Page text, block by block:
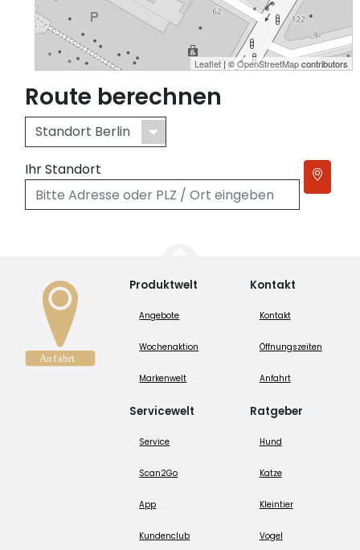
Leaflet| ©OpenStreetMapcontributors
Route berechnen
Ihr Standort
Produktwelt
Angebote
Wochenaktion
Markenwelt
Servicewelt
Service
Scan2Go
App
Kundenclub
Kontakt
Kontakt
Öffnungszeiten
Anfahrt
Ratgeber
Hund
Katze
Kleintier
Vogel